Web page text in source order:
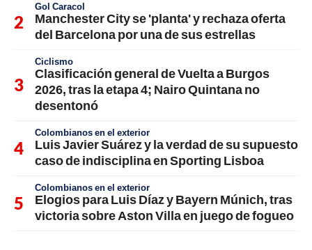
Gol Caracol
Manchester City se 'planta' y rechaza oferta
del Barcelona por una de sus estrellas
Ciclismo
Clasificación general de Vuelta a Burgos
2026, tras la etapa 4; Nairo Quintana no
desentonó
Colombianos en el exterior
Luis Javier Suárez y la verdad de su supuesto
caso de indisciplina en Sporting Lisboa
Colombianos en el exterior
Elogios para Luis Díaz y Bayern Múnich, tras
victoria sobre Aston Villa en juego de fogueo